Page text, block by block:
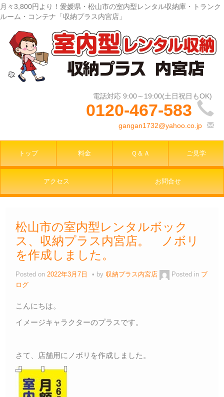
月々3,800円より！愛媛県・松山市の室内型レンタル収納庫・トランク
ルーム・コンテナ「収納プラス内宮店」
0120-467-583
gangan1732@yahoo.co.jp
トップ 料金 Ｑ＆Ａ ご見学
アクセス お問合せ
松山市の室内型レンタルボック
ス、収納プラス内宮店。 ノボリ
を作成しました。
Posted on 2022年3月7日 by 収納プラス内宮店 Posted in ブ
ログ
こんにちは。
イメージキャラクターのプラスです。
さて、店舗用にノボリを作成しました。